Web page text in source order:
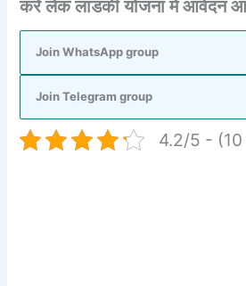
करें लेक लाडकी योजना में आवेदन
Join WhatsApp group
Join Telegram group
4.2/5 -